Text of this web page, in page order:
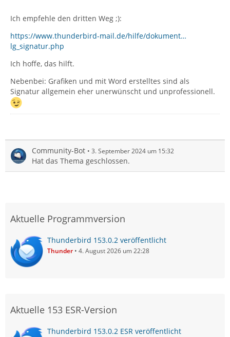
Ich empfehle den dritten Weg ;):
https://www.thunderbird-mail.de/hilfe/dokument…
lg_signatur.php
Ich hoffe, das hilft.
Nebenbei: Grafiken und mit Word erstelltes sind als
Signatur allgemein eher unerwünscht und unprofessionell.
Community-Bot 3. September 2024 um 15:32
Hat das Thema geschlossen.
Aktuelle Programmversion
Thunderbird 153.0.2 veröffentlicht
Thunder 4. August 2026 um 22:28
Aktuelle 153 ESR-Version
Thunderbird 153.0.2 ESR veröffentlicht